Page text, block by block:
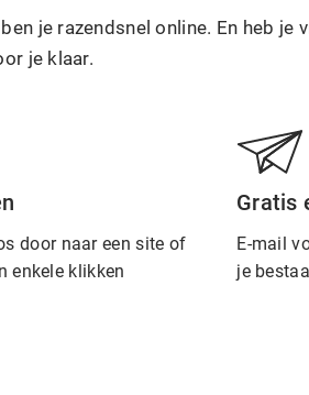
je razendsnel online. En heb je
je klaar.
door naar een site of
enkele klikken
Gratis
E-mail
je